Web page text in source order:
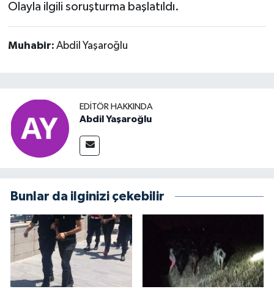
Olayla ilgili soruşturma başlatıldı.
Muhabir: Abdil Yaşaroğlu
EDITÖR HAKKINDA
Abdil Yaşaroğlu
Bunlar da ilginizi çekebilir